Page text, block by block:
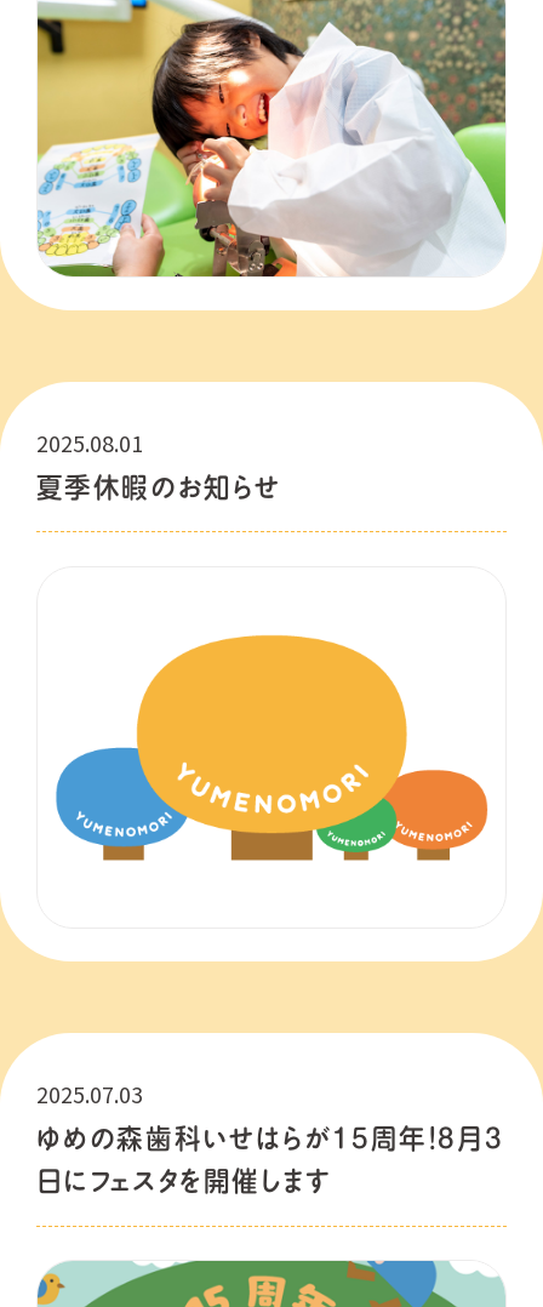
夏季休暇のお知らせ
2025.08.01
ゆめの森歯科いせはらが15周年！8月3
日にフェスタを開催します
2025.07.03